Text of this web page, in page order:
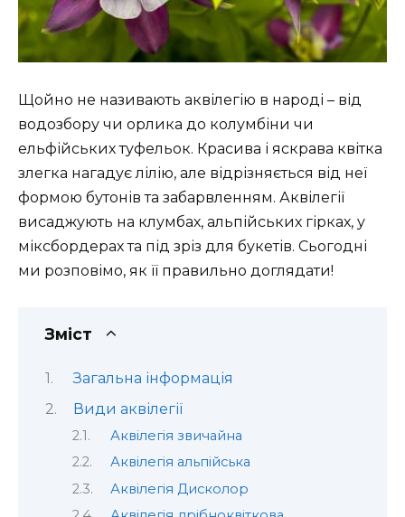
Щойно не називають аквілегію в народі – від
водозбору чи орлика до колумбіни чи
ельфійських туфельок. Красива і яскрава квітка
злегка нагадує лілію, але відрізняється від неї
формою бутонів та забарвленням. Аквілегії
висаджують на клумбах, альпійських гірках, у
міксбордерах та під зріз для букетів. Сьогодні
ми розповімо, як її правильно доглядати!
Зміст
Загальна інформація
Види аквілегії
Аквілегія звичайна
Аквілегія альпійська
Аквілегія Дисколор